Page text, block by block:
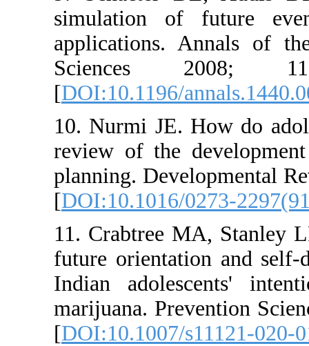
[
10. Nurmi
review of
planning.
[
11.
future
Indian
marijuana.
[